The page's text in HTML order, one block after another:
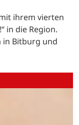
ihrem vierten
in die Region.
Bitburg und